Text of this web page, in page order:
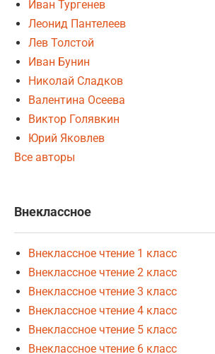
Иван Тургенев
Леонид Пантелеев
Лев Толстой
Иван Бунин
Николай Сладков
Валентина Осеева
Виктор Голявкин
Юрий Яковлев
Все авторы
Внеклассное
Внеклассное чтение 1 класс
Внеклассное чтение 2 класс
Внеклассное чтение 3 класс
Внеклассное чтение 4 класс
Внеклассное чтение 5 класс
Внеклассное чтение 6 класс